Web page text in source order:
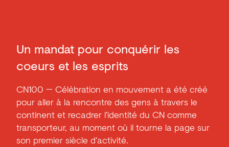
Un mandat pour conquérir les
coeurs et les esprits
CN100 — Célébration en mouvement a été créé
pour aller à la rencontre des gens à travers le
continent et recadrer l’identité du CN comme
transporteur, au moment où il tourne la page sur
son premier siècle d’activité.